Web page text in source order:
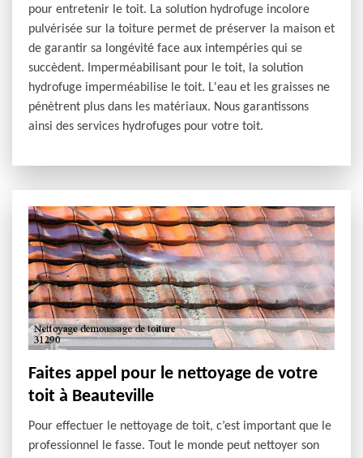
pour entretenir le toit. La solution hydrofuge incolore
pulvérisée sur la toiture permet de préserver la maison et
de garantir sa longévité face aux intempéries qui se
succèdent. Imperméabilisant pour le toit, la solution
hydrofuge imperméabilise le toit. L'eau et les graisses ne
pénètrent plus dans les matériaux. Nous garantissons
ainsi des services hydrofuges pour votre toit.
Faites appel pour le nettoyage de votre
toit à Beauteville
Pour effectuer le nettoyage de toit, c’est important que le
professionnel le fasse. Tout le monde peut nettoyer son